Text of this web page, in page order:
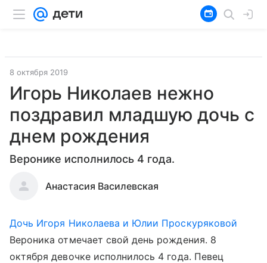
8 октября 2019
Игорь Николаев нежно
поздравил младшую дочь с
днем рождения
Веронике исполнилось 4 года.
Анастасия Василевская
Дочь Игоря Николаева и Юлии Проскуряковой
Вероника отмечает свой день рождения. 8
октября девочке исполнилось 4 года. Певец